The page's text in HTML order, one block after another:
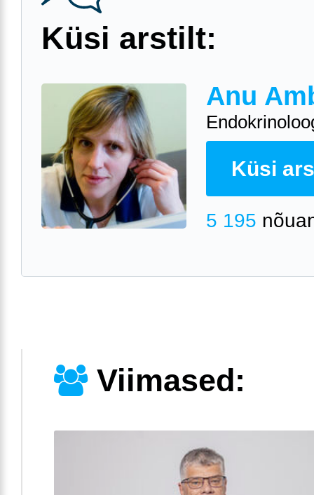
Küsi arstilt:
Anu
Küsi
5 195
Viimased: